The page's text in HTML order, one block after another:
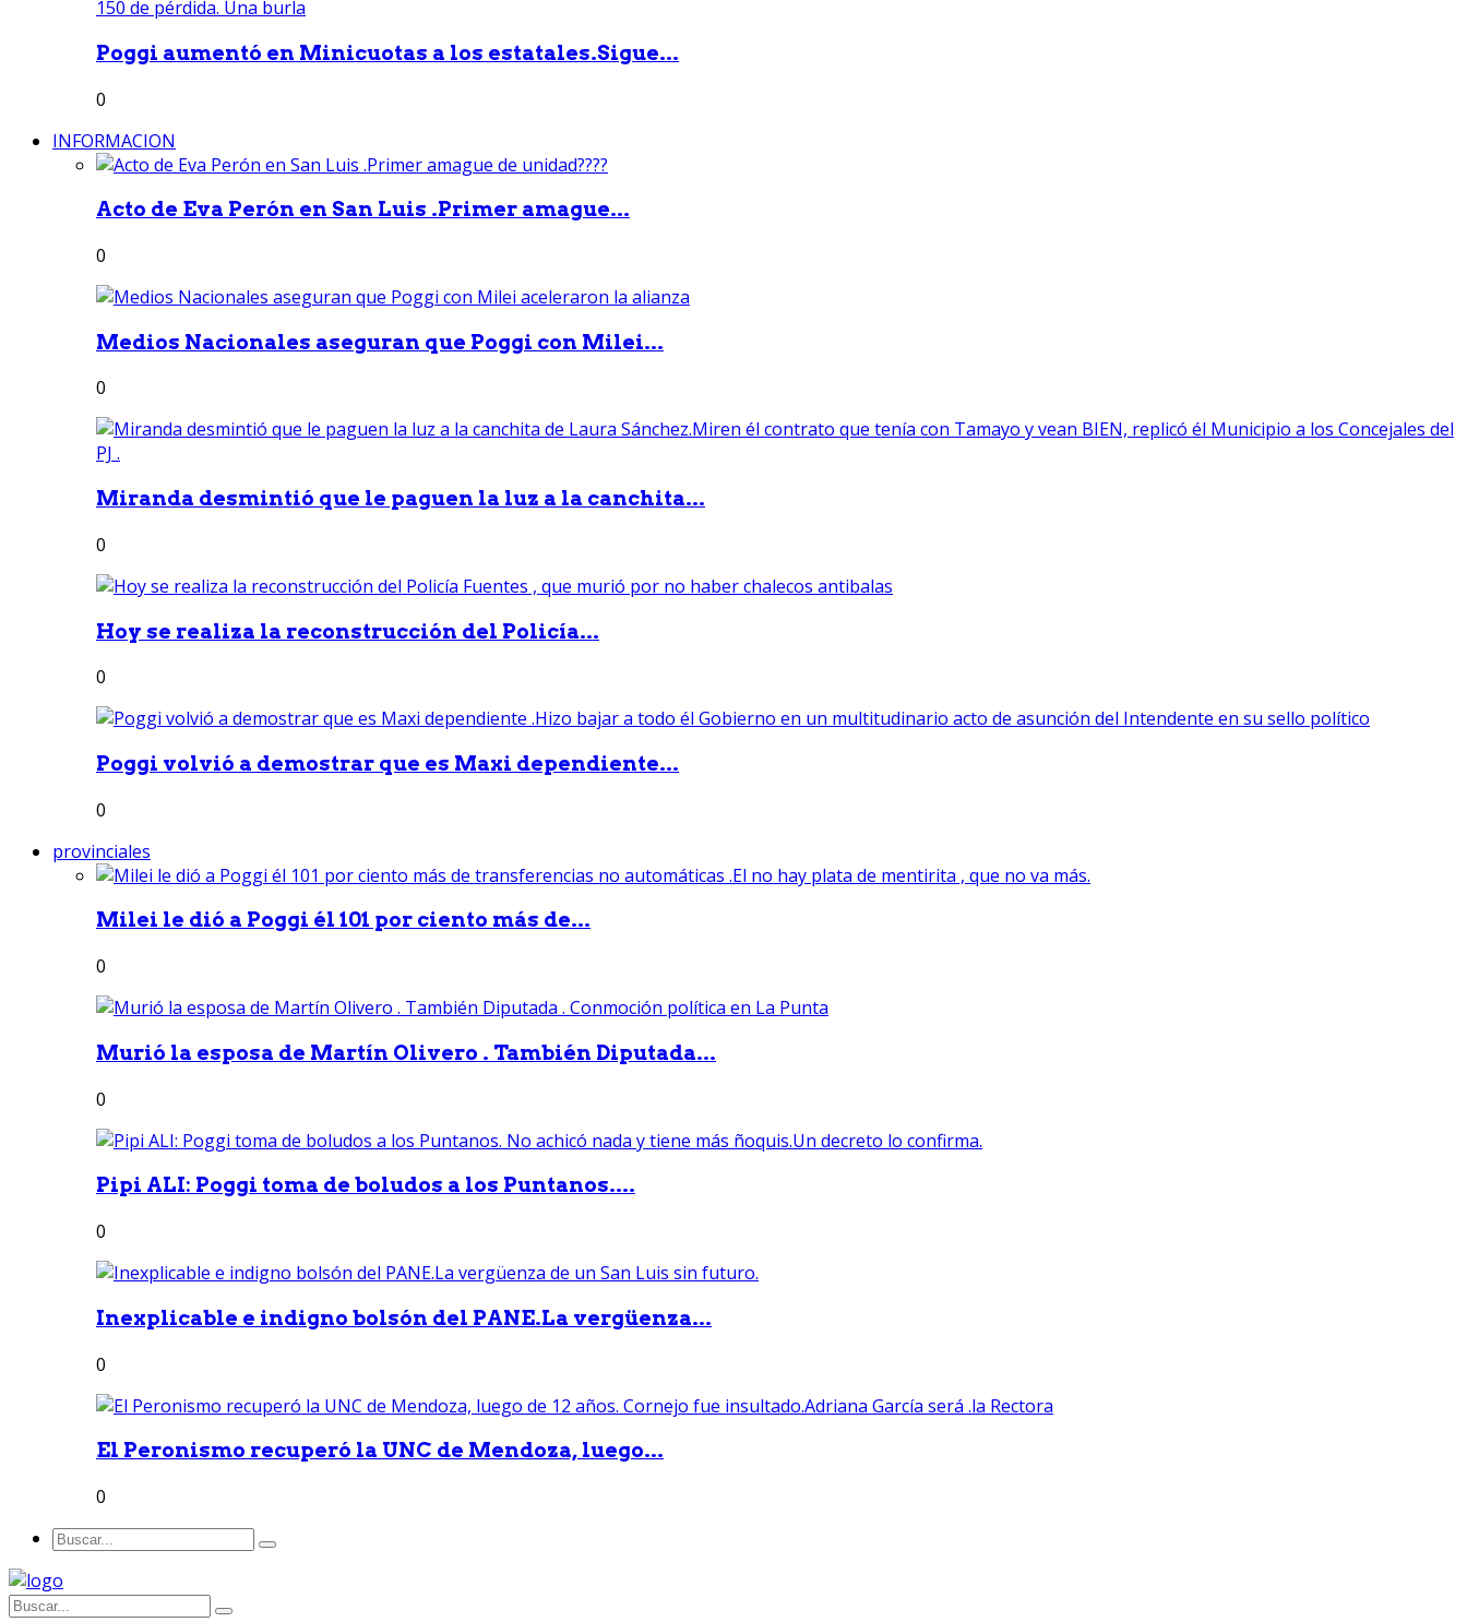
Poggi aumentó en Minicuotas a los estatales.Sigue...
0
INFORMACION
Acto de Eva Perón en San Luis .Primer amague...
0
Medios Nacionales aseguran que Poggi con Milei...
0
Miranda desmintió que le paguen la luz a la canchita...
0
Hoy se realiza la reconstrucción del Policía...
0
Poggi volvió a demostrar que es Maxi dependiente...
0
provinciales
Milei le dió a Poggi él 101 por ciento más de...
0
Murió la esposa de Martín Olivero . También Diputada...
0
Pipi ALI: Poggi toma de boludos a los Puntanos....
0
Inexplicable e indigno bolsón del PANE.La vergüenza...
0
El Peronismo recuperó la UNC de Mendoza, luego...
0